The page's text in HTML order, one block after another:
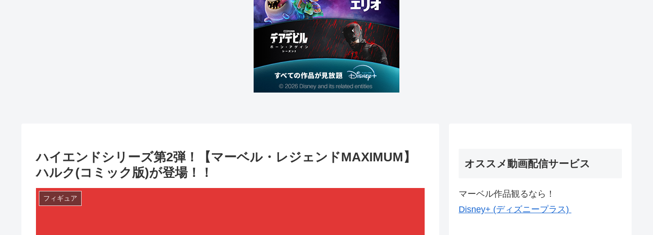
ハイエンドシリーズ第2弾！【マーベル・レジェンドMAXIMUM】
ハルク(コミック版)が登場！！
フィギュア
オススメ動画配信サービス
マーベル作品観るなら！
Disney+ (ディズニープラス)